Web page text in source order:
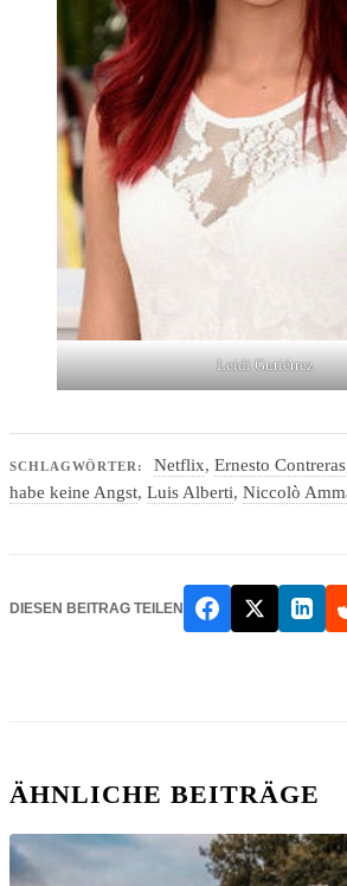
Leidi Gutiérrez
SCHLAGWÖRTER: Netflix, Ernesto Contreras
habe keine Angst, Luis Alberti, Niccolò
DIESEN BEITRAG TEILEN
ÄHNLICHE BEITRÄGE